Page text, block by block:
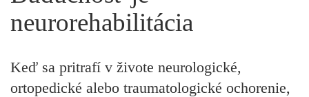
neurorehabilitácia
Keď sa pritrafí v živote neurologické,
ortopedické alebo traumatologické ochorenie,